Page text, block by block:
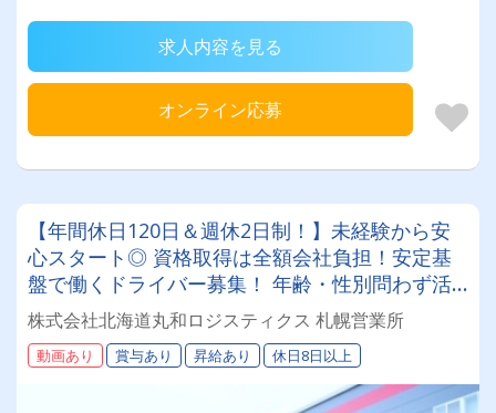
求人内容を見る
オンライン応募
【年間休日120日＆週休2日制！】未経験から安
心スタート◎ 資格取得は全額会社負担！安定基
盤で働くドライバー募集！ 年齢・性別問わず活
躍できるお仕事です✨
株式会社北海道丸和ロジスティクス 札幌営業所
動画あり 賞与あり 昇給あり 休日8日以上